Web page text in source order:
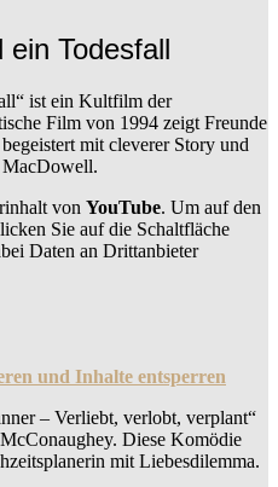
Todesfall
ist ein Kultfilm der
Film von 1994 zeigt Freunde
mit cleverer Story und
MacDowell.
von YouTube. Um auf den
Sie auf die Schaltfläche
Daten an Drittanbieter
und Inhalte entsperren
– Verliebt, verlobt, verplant“
Diese Komödie
mit Liebesdilemma.